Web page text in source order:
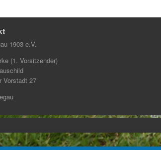
1903 e.V.
(1. Vorsitzender)
Vorstadt 27